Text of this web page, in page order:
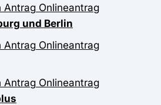
Antrag Onlineantrag
und Berlin
Antrag Onlineantrag
Antrag Onlineantrag